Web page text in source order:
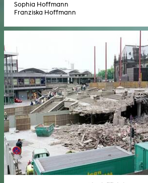
Sophia Hoffmann
Franziska Hoffmann